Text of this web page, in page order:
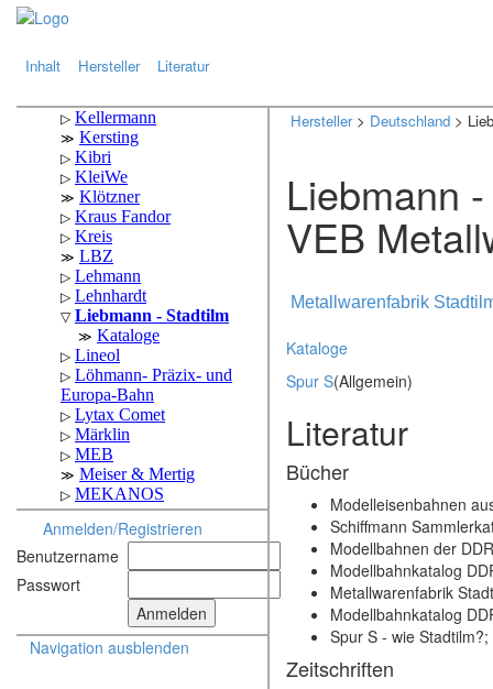
Inhalt Hersteller Literatur
Anmelden/Registrieren
Benutzername
Passwort
Navigation ausblenden
Hersteller> Deutschland >
Liebmann
VEB
Metallwarenfabrik
Kataloge
Spur S(Allgemein)
Literatur
Bücher
Modelleisenbahnen
Schiffmann
Modellbahnen der
Modellbahnkatalog
Metallwarenfabrik
Modellbahnkatalog
Spur S - wie
Zeitschriften